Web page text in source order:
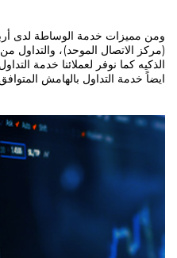
ومن مميزات خدمة الوساطة لدى
(مركز الاتصال الموحد)، والتداول
الذكيه كما نوفر لعملائنا خدمة
ايضاً خدمة التداول بالهامش